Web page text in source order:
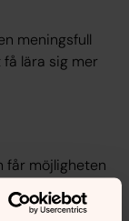
meningsfull
lära sig mer
får möjligheten
på olika
påskspel.